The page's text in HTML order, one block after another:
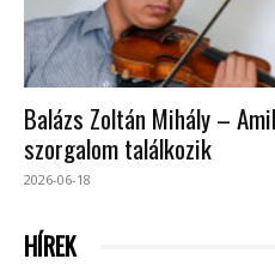
Balázs Zoltán Mihály –
szorgalom találkozik
2026-06-18
HÍREK